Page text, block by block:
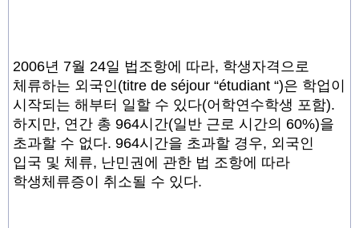
2006년 7월 24일 법조항에 따라, 학생자격으로
체류하는 외국인(titre de séjour “étudiant “)은 학업이
시작되는 해부터 일할 수 있다(어학연수학생 포함).
하지만, 연간 총 964시간(일반 근로 시간의 60%)을
초과할 수 없다. 964시간을 초과할 경우, 외국인
입국 및 체류, 난민권에 관한 법 조항에 따라
학생체류증이 취소될 수 있다.